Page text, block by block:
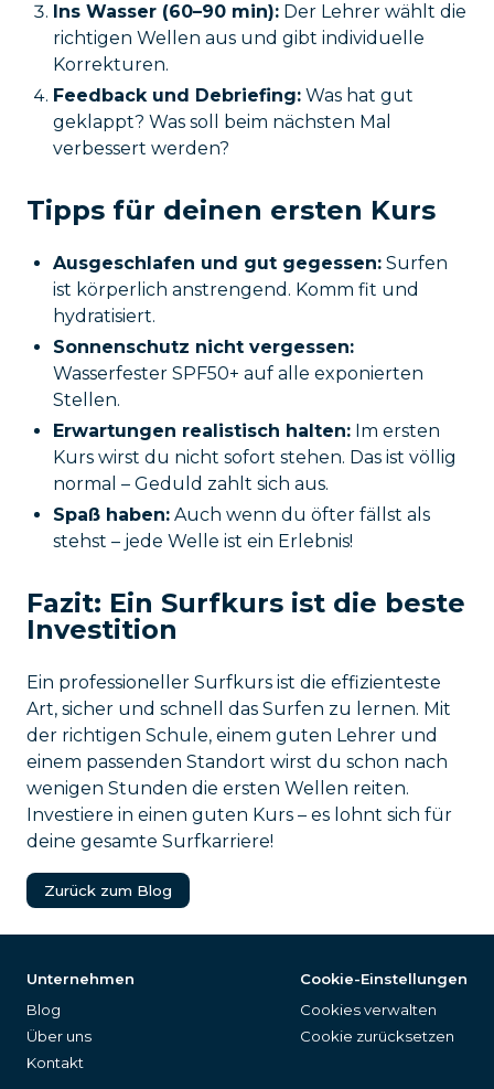
Ins Wasser (60–90 min): Der Lehrer wählt die
richtigen Wellen aus und gibt individuelle
Korrekturen.
Feedback und Debriefing: Was hat gut
geklappt? Was soll beim nächsten Mal
verbessert werden?
Tipps für deinen ersten Kurs
Ausgeschlafen und gut gegessen: Surfen
ist körperlich anstrengend. Komm fit und
hydratisiert.
Sonnenschutz nicht vergessen:
Wasserfester SPF50+ auf alle exponierten
Stellen.
Erwartungen realistisch halten: Im ersten
Kurs wirst du nicht sofort stehen. Das ist völlig
normal – Geduld zahlt sich aus.
Spaß haben: Auch wenn du öfter fällst als
stehst – jede Welle ist ein Erlebnis!
Fazit: Ein Surfkurs ist die beste
Investition
Ein professioneller Surfkurs ist die effizienteste
Art, sicher und schnell das Surfen zu lernen. Mit
der richtigen Schule, einem guten Lehrer und
einem passenden Standort wirst du schon nach
wenigen Stunden die ersten Wellen reiten.
Investiere in einen guten Kurs – es lohnt sich für
deine gesamte Surfkarriere!
Zurück zum Blog
Unternehmen
Blog
Über uns
Kontakt
Cookie-Einstellungen
Cookies verwalten
Cookie zurücksetzen